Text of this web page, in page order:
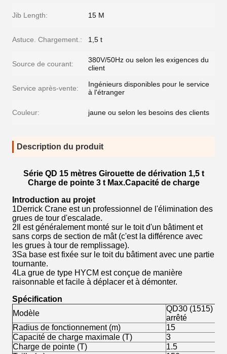
Jib Length: 15 M
Astuce. Chargement.: 1,5 t
Source de courant:
380V/50Hz ou selon les exigences du
client
Service après-vente:
Ingénieurs disponibles pour le service
à l'étranger
Couleur: jaune ou selon les besoins des clients
Description du produit
Série QD 15 mètres Girouette de dérivation 1,5 t
Charge de pointe 3 t Max.Capacité de charge
Introduction au projet
1Derrick Crane est un professionnel de l'élimination des
grues de tour d'escalade.
2Il est généralement monté sur le toit d'un bâtiment et
sans corps de section de mât (c'est la différence avec
les grues à tour de remplissage).
3Sa base est fixée sur le toit du bâtiment avec une partie
tournante.
4La grue de type HYCM est conçue de manière
raisonnable et facile à déplacer et à démonter.
Spécification
Modèle
QD30 (1515)
arrêté
Radius de fonctionnement (m)
15
Capacité de charge maximale (T)
3
Charge de pointe (T)
1.5